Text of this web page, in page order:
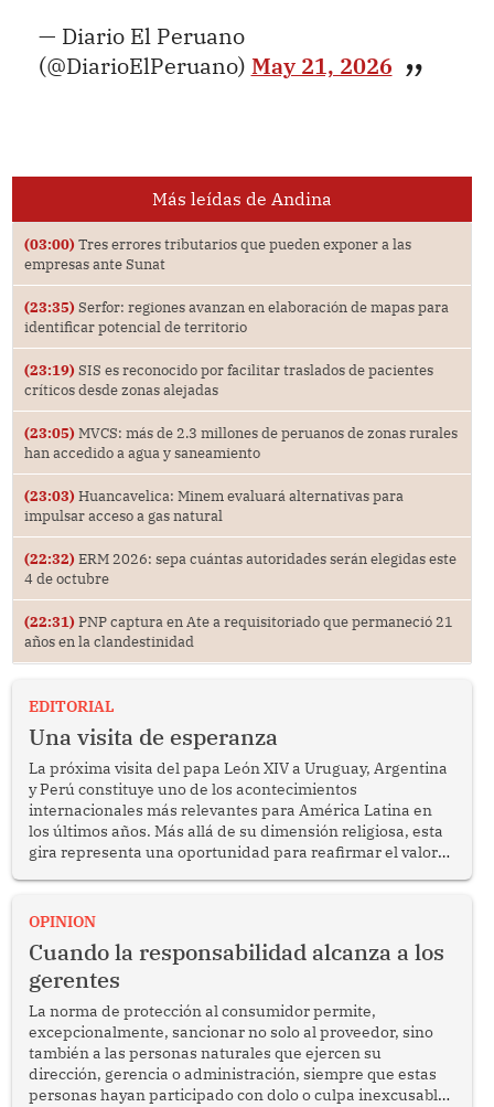
— Diario El Peruano
(@DiarioElPeruano) May 21, 2026
Más leídas de Andina
(03:00) Tres errores tributarios que pueden exponer a las
empresas ante Sunat
(23:35) Serfor: regiones avanzan en elaboración de mapas para
identificar potencial de territorio
(23:19) SIS es reconocido por facilitar traslados de pacientes
críticos desde zonas alejadas
(23:05) MVCS: más de 2.3 millones de peruanos de zonas rurales
han accedido a agua y saneamiento
(23:03) Huancavelica: Minem evaluará alternativas para
impulsar acceso a gas natural
(22:32) ERM 2026: sepa cuántas autoridades serán elegidas este
4 de octubre
(22:31) PNP captura en Ate a requisitoriado que permaneció 21
años en la clandestinidad
EDITORIAL
Una visita de esperanza
La próxima visita del papa León XIV a Uruguay, Argentina
y Perú constituye uno de los acontecimientos
internacionales más relevantes para América Latina en
los últimos años. Más allá de su dimensión religiosa, esta
gira representa una oportunidad para reafirmar el valor
enfrenta desafíos en materia de desarrollo, cohesión
OPINION
Cuando la responsabilidad alcanza a los
gerentes
La norma de protección al consumidor permite,
excepcionalmente, sancionar no solo al proveedor, sino
también a las personas naturales que ejercen su
dirección, gerencia o administración, siempre que estas
personas hayan participado con dolo o culpa inexcusable